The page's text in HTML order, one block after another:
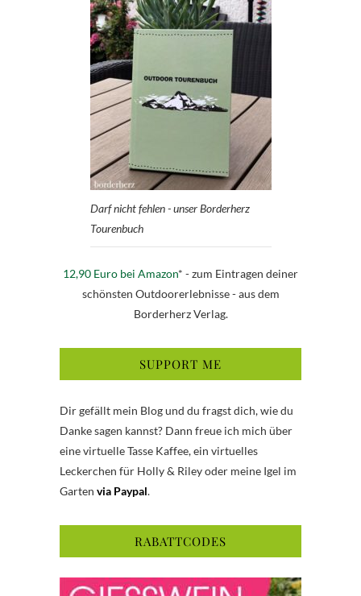
Darf nicht fehlen - unser Borderherz
Tourenbuch
12,90 Euro bei Amazon* - zum Eintragen deiner
schönsten Outdoorerlebnisse - aus dem
Borderherz Verlag.
SUPPORT ME
Dir gefällt mein Blog und du fragst dich, wie du
Danke sagen kannst? Dann freue ich mich über
eine virtuelle Tasse Kaffee, ein virtuelles
Leckerchen für Holly & Riley oder meine Igel im
Garten via Paypal.
RABATTCODES